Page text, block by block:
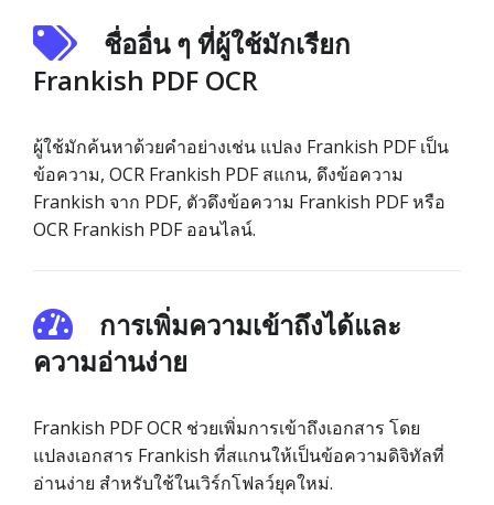
ชื่ออื่น ๆ ที่ผู้ใช้มักเรียก
Frankish PDF OCR
ผู้ใช้มักค้นหาด้วยคำอย่างเช่น แปลง Frankish PDF เป็น
ข้อความ, OCR Frankish PDF สแกน, ดึงข้อความ
Frankish จาก PDF, ตัวดึงข้อความ Frankish PDF หรือ
OCR Frankish PDF ออนไลน์.
การเพิ่มความเข้าถึงได้และ
ความอ่านง่าย
Frankish PDF OCR ช่วยเพิ่มการเข้าถึงเอกสาร โดย
แปลงเอกสาร Frankish ที่สแกนให้เป็นข้อความดิจิทัลที่
อ่านง่าย สำหรับใช้ในเวิร์กโฟลว์ยุคใหม่.